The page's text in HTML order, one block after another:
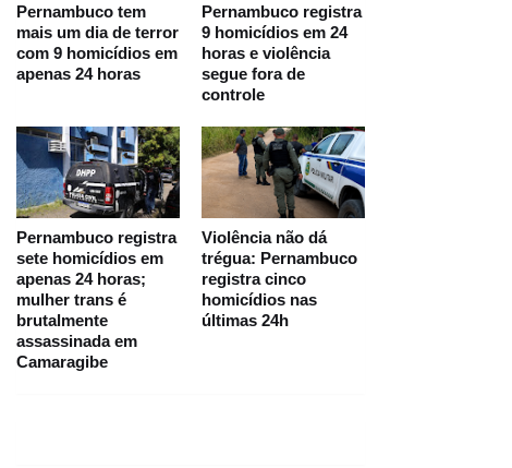
Pernambuco tem
mais um dia de terror
com 9 homicídios em
apenas 24 horas
Pernambuco registra
9 homicídios em 24
horas e violência
segue fora de
controle
Pernambuco registra
sete homicídios em
apenas 24 horas;
mulher trans é
brutalmente
assassinada em
Camaragibe
Violência não dá
trégua: Pernambuco
registra cinco
homicídios nas
últimas 24h